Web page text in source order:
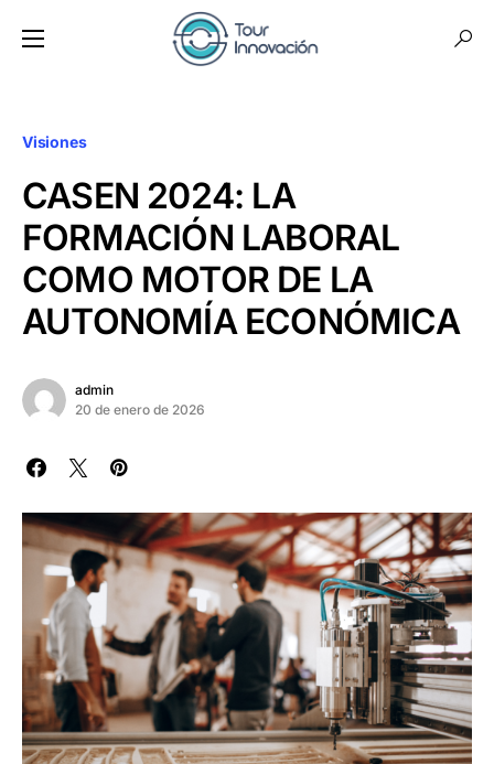
Visiones
CASEN 2024: LA
FORMACIÓN LABORAL
COMO MOTOR DE LA
AUTONOMÍA ECONÓMICA
admin
20 de enero de 2026